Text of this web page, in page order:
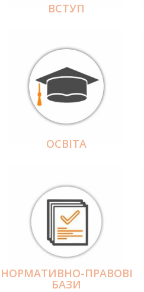
ВСТУП
ОСВІТА
НОРМАТИВНО-ПРАВОВІ
БАЗИ